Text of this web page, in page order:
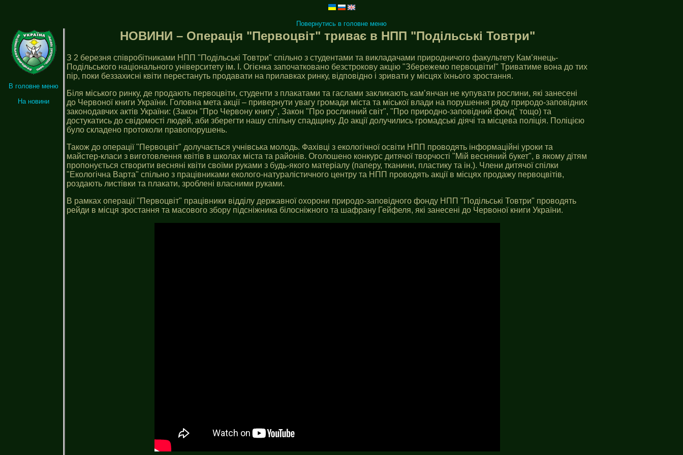
Повернутись в головне меню
В головне меню
На новини
НОВИНИ – Операція "Первоцвіт" триває в НПП "Подільські Товтри"
З 2 березня співробітниками НПП "Подільські Товтри" спільно з студентами та викладачами природничого факультету Кам’янець-
Подільського національного університету ім. І. Огієнка започатковано безстрокову акцію "Збережемо первоцвіти!" Триватиме вона до тих
пір, поки беззахисні квіти перестануть продавати на прилавках ринку, відповідно і зривати у місцях їхнього зростання.
Біля міського ринку, де продають первоцвіти, студенти з плакатами та гаслами закликають кам’янчан не купувати рослини, які занесені
до Червоної книги України. Головна мета акції – привернути увагу громади міста та міської влади на порушення ряду природо-заповідних
законодавчих актів України: (Закон "Про Червону книгу", Закон "Про рослинний світ", "Про природно-заповідний фонд" тощо) та
достукатись до свідомості людей, аби зберегти нашу спільну спадщину. До акції долучились громадські діячі та місцева поліція. Поліцією
було складено протоколи правопорушень.
Також до операції "Первоцвіт" долучається учнівська молодь. Фахівці з екологічної освіти НПП проводять інформаційні уроки та
майстер-класи з виготовлення квітів в школах міста та районів. Оголошено конкурс дитячої творчості "Мій весняний букет", в якому дітям
пропонується створити весняні квіти своїми руками з будь-якого матеріалу (паперу, тканини, пластику та ін.). Члени дитячої спілки
"Екологічна Варта" спільно з працівниками еколого-натуралістичного центру та НПП проводять акції в місцях продажу первоцвітів,
роздають листівки та плакати, зроблені власними руками.
В рамках операції "Первоцвіт" працівники відділу державної охорони природо-заповідного фонду НПП "Подільські Товтри" проводять
рейди в місця зростання та масового збору підсніжника білосніжного та шафрану Гейфеля, які занесені до Червоної книги України.